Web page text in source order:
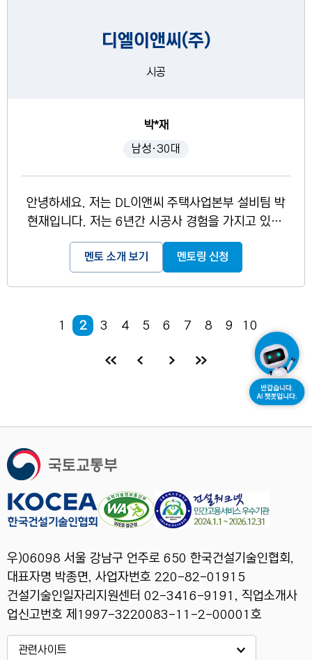
디엘이앤씨(주)
시공
박*재
남성·30대
안녕하세요. 저는 DL이앤씨 주택사업본부 설비팀 박
현재입니다. 저는 6년간 시공사 경험을 가지고 있고,
현재 고양시 내 국가시범도시재생혁신지구 현장의 기
계담당으로 재직 중입니다. 유년 시절 건설에 관심이
C 임원 등 다방면에서 대외활동을 통해 경험과 사회성
을 키웠습니다. 졸업 후 ROTC 임관하여 2년 4개월
동안 임무수행을 하며 간부 리더십을 키웠고, 매사에
최선을 다하는 자세와 봉사하는 정신을 가지고 전역
당시 1개의 군단장 표창과 5개의 원스타 표창을 받아
부대 모범간부로 선정된 경험이 있습니다. 이처럼 나
이에 비해 많은 걸 경험했고, 매사에 최선을 다하는 성
격으로 청년 예비건설기술인의 멘토로서 많은 도움을
멘토 소개 보기 멘토링 신청
1 2 3 4 5 6 7 8 9 10
우)06098 서울 강남구 언주로 650 한국건설기술인협회,
대표자명 박종면, 사업자번호 220-82-01915
건설기술인일자리지원센터 02-3416-9191, 직업소개사
업신고번호 제1997-3220083-11-2-00001호